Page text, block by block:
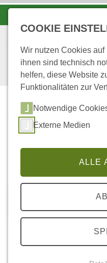
STARTSEITE ...
Station:
H
Element: Na
COOKIE
Wir nutzen Cookies
ihnen sind technisch
helfen, diese Website
Funktionalitäten zur
Notwendige
Externe Medien
ALLE